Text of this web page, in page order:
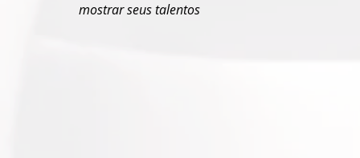
mostrar seus talentos